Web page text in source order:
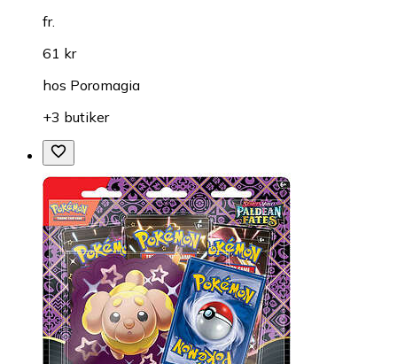
fr.
61 kr
hos Poromagia
+3 butiker